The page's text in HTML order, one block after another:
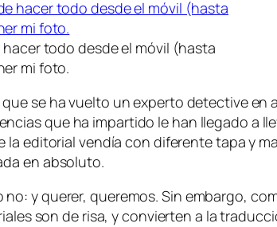
todo desde el móvil (hasta
mi foto.
se ha vuelto un experto detective en
que ha impartido le han llegado a
editorial vendía con diferente tapa y
en absoluto.
y querer, queremos. Sin embargo,
son de risa, y convierten a la